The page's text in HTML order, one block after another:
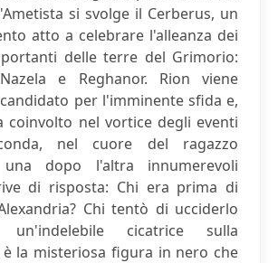
si svolge il Cerberus, un
atto a celebrare l'alleanza dei
delle terre del Grimorio:
e Reghanor. Rion viene
per l'imminente sfida e,
coinvolto nel vortice degli eventi
nel cuore del ragazzo
una dopo l'altra innumerevoli
di risposta: Chi era prima di
Chi tentò di ucciderlo
un'indelebile cicatrice sulla
è la misteriosa figura in nero che